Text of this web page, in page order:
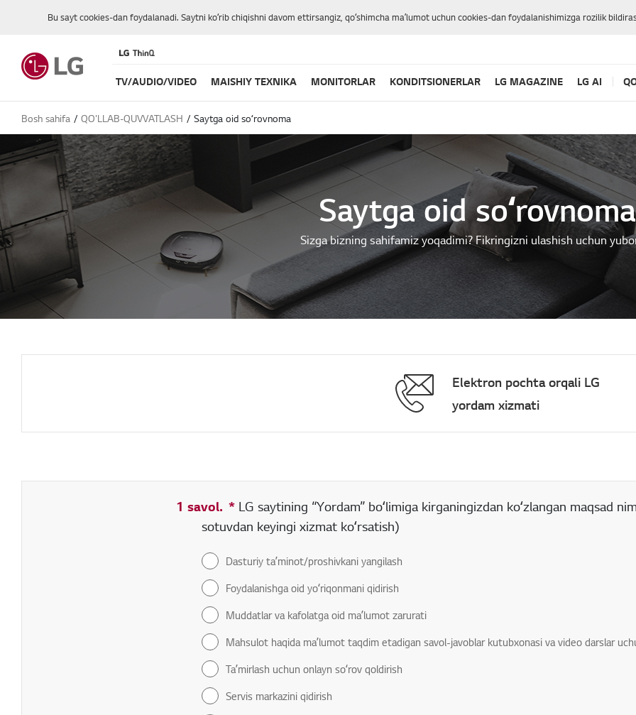
Bu sayt cookies-dan foydalanadi. Saytni koʻrib chiqishni davom ettirsangiz, qoʻshimcha maʼlumot uchun cookies-dan foydalanishimizga rozilik
TV/AUDIO/VIDEO MAISHIY TEXNIKA MONITORLAR KONDITSIONERLAR LG MAGAZINE LG AI
Bosh sahifa QO'LLAB-QUVVATLASH Saytga oid soʻrovnoma
Saytga oid soʻrovnoma
Sizga bizning sahifamiz yoqadimi? Fikringizni ulashish uchun
Elektron pochta orqali LG
yordam xizmati
1 savol. * Toʻldirish shart boʻlgan maydon
LG saytining “Yordam” boʻlimiga kirganingizdan koʻzlangan maqsad
sotuvdan keyingi xizmat koʻrsatish)
Dasturiy taʼminot/proshivkani yangilash
Foydalanishga oid yoʻriqonmani qidirish
Muddatlar va kafolatga oid maʼlumot zarurati
Mahsulot haqida maʼlumot taqdim etadigan savol-javoblar kutubxonasi va video darslar
Taʼmirlash uchun onlayn soʻrov qoldirish
Servis markazini qidirish